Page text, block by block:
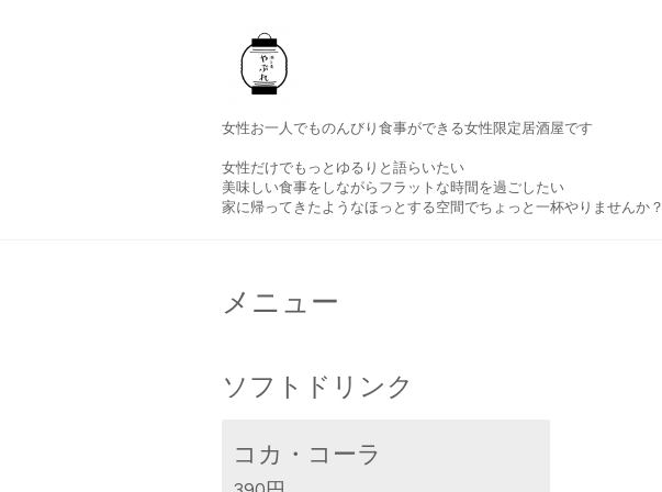
女性お一人でものんびり食事ができる女性限定居酒屋です
女性だけでもっとゆるりと語らいたい
美味しい食事をしながらフラットな時間を過ごしたい
家に帰ってきたようなほっとする空間でちょっと一杯やりませんか？
メニュー
ソフトドリンク
コカ・コーラ